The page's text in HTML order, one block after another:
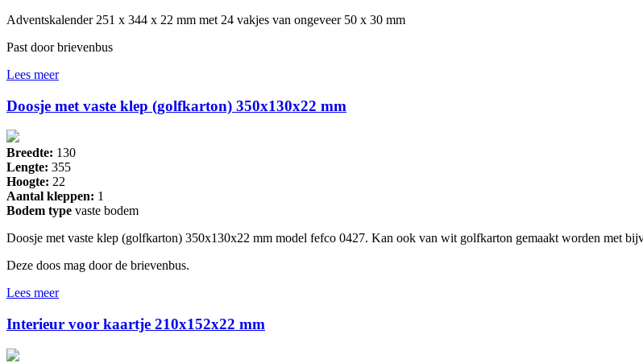
Adventskalender 251 x 344 x 22 mm met 24 vakjes van ongeveer 50 x 30 mm
Past door brievenbus
Lees meer
Doosje met vaste klep (golfkarton) 350x130x22 mm
Breedte: 130
Lengte: 355
Hoogte: 22
Aantal kleppen: 1
Bodem type vaste bodem
Doosje met vaste klep (golfkarton) 350x130x22 mm model fefco 0427. Kan ook van wit golfkarton gemaakt worden met
Deze doos mag door de brievenbus.
Lees meer
Interieur voor kaartje 210x152x22 mm